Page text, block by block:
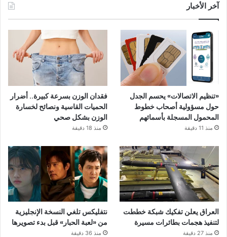
آخر الأخبار
«تنظيم الاتصالات» يحسم الجدل
حول مسؤولية أصحاب خطوط
المحمول المسجلة بأسمائهم
منذ 11 دقيقة
فقدان الوزن بسرعة كبيرة.. أضرار
الحميات القاسية ونصائح لخسارة
الوزن بشكل صحي
منذ 18 دقيقة
العراق يعلن تفكيك شبكة خططت
لتنفيذ هجمات بطائرات مسيرة
منذ 27 دقيقة
نتفليكس تلغي النسخة الإنجليزية
من «لعبة الحبار» قبل بدء تصويرها
منذ 36 دقيقة